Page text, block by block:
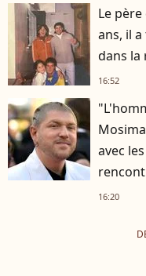
Le
ans, il
dans la
16:52
avec
16:20